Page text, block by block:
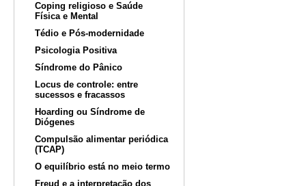
Coping religioso e Saúde
Física e Mental
Tédio e Pós-modernidade
Psicologia Positiva
Síndrome do Pânico
Locus de controle: entre
sucessos e fracassos
Hoarding ou Síndrome de
Diógenes
Compulsão alimentar periódica
(TCAP)
O equilíbrio está no meio termo
Freud e a interpretação dos